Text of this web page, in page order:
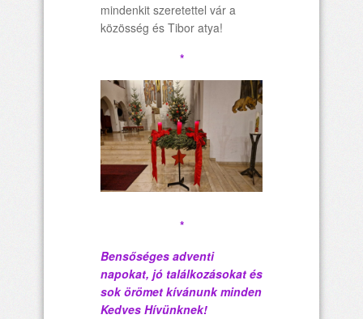
mindenkit szeretettel vár a
közösség és Tibor atya!
*
*
Bensőséges adventi
napokat, jó találkozásokat és
sok örömet kívánunk minden
Kedves Hívünknek!